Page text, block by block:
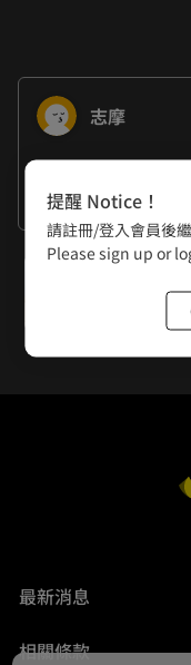
志摩
謝謝大家
下一話
最新消息
相關條款
提醒 Notice！
請註冊/登入會員後
Please sign up or